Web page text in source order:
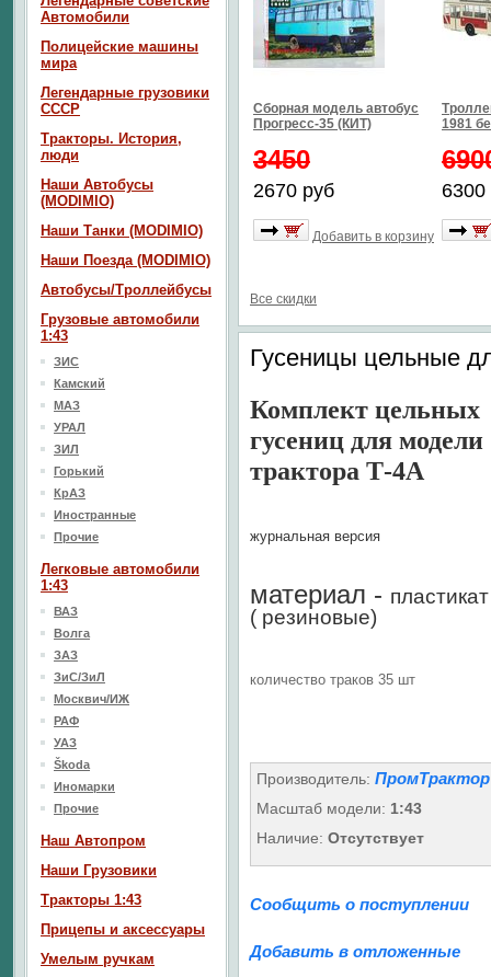
Сборная модель автобус
Прогресс-35 (КИТ)
3450
2670 руб
Добавить в корзину
1981
6300
Все скидки
Гусеницы цельные
Комплект цельных
гусениц для модели
трактора Т-4А
журнальная версия
материал -
( резиновые)
количество траков 35 шт
Производитель: ПромТрактор
Масштаб модели: 1:43
Наличие: Отсутствует
Сообщить о поступлении
Добавить в отложенные
Автомобили
Полицейские машины
мира
Легендарные грузовики
СССР
Тракторы. История,
люди
Наши Автобусы
(MODIMIO)
Наши Танки (MODIMIO)
Наши Поезда (MODIMIO)
Автобусы/Троллейбусы
Грузовые автомобили
1:43
ЗИС
Камский
МАЗ
УРАЛ
ЗИЛ
Горький
КрАЗ
Иностранные
Прочие
Легковые автомобили
1:43
ВАЗ
Волга
ЗАЗ
ЗиС/ЗиЛ
Москвич/ИЖ
РАФ
УАЗ
Škoda
Иномарки
Прочие
Наш Aвтопром
Наши Грузовики
Тракторы 1:43
Прицепы и аксессуары
Умелым ручкам